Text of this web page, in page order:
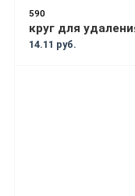
590
14.11 руб.